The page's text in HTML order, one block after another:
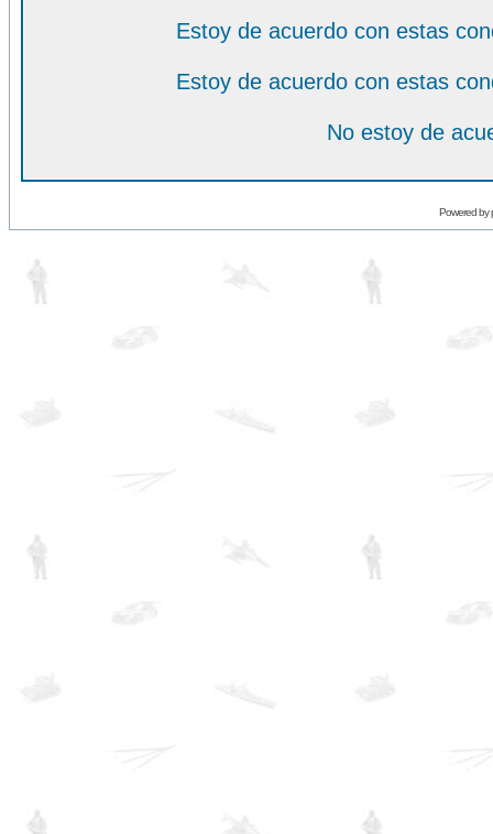
Estoy de acuerdo con estas
Estoy de acuerdo con estas
No estoy de
Powered by